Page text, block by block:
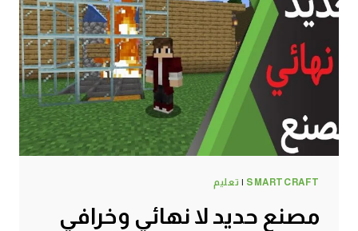
SMARTCRAFT
| تعليم
مصنع حديد لا نهائي وخرافي